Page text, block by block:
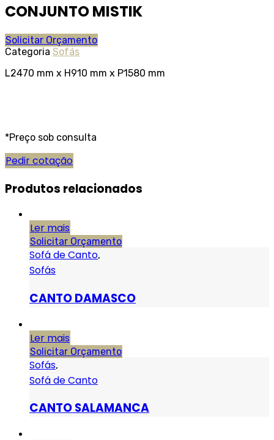
CONJUNTO MISTIK
Solicitar Orçamento
Categoria Sofás
L2470 mm x H910 mm x P1580 mm
*Preço sob consulta
Pedir cotação
Produtos relacionados
Ler mais
Solicitar Orçamento
Sofá de Canto,
Sofás
CANTO DAMASCO
Ler mais
Solicitar Orçamento
Sofás,
Sofá de Canto
CANTO SALAMANCA